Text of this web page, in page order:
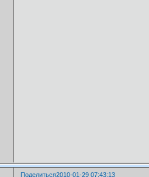
Поделиться2010-01-29 07:43:13